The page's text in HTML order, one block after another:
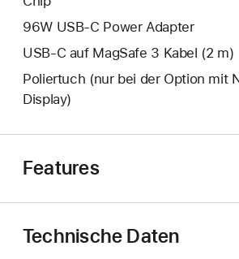
96W USB‑C Power Adapter
USB‑C auf MagSafe 3 Kabel (2 m)
Poliertuch (nur bei der Option mit
Display)
Features
Technische Daten